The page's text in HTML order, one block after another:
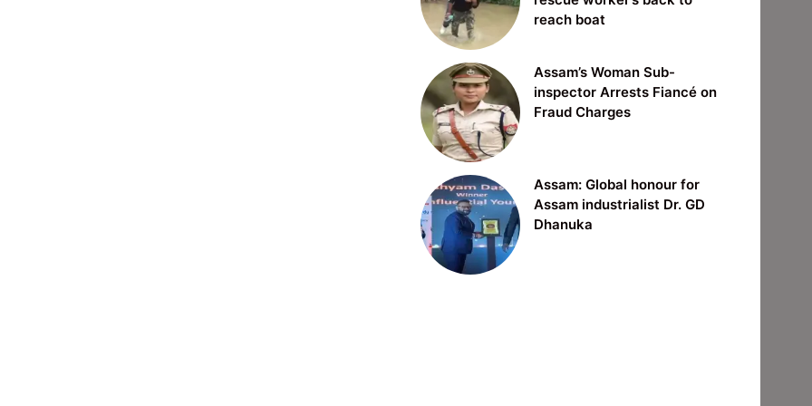
reach boat
Assam’s Woman Sub-
inspector Arrests Fiancé on
Fraud Charges
Assam: Global honour for
Assam industrialist Dr. GD
Dhanuka